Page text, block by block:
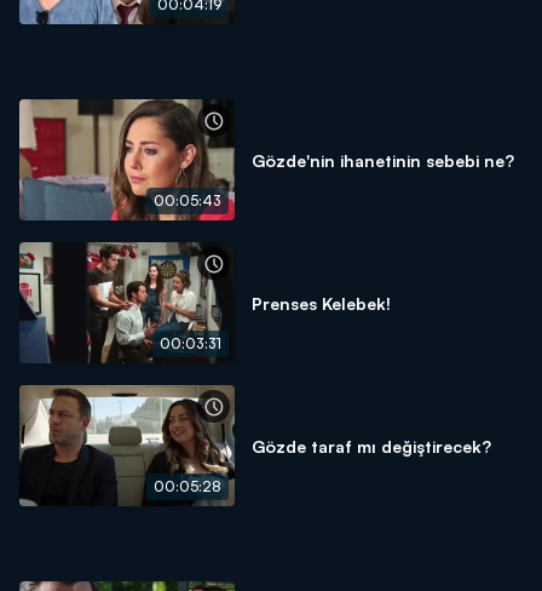
00:04:19
00:05:43
Gözde'nin ihanetinin sebebi ne?
00:03:31
Prenses Kelebek!
00:05:28
Gözde taraf mı değiştirecek?